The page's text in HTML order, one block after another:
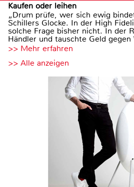
Kaufen oder leihen
„Drum prüfe, wer sich ewig
Schillers Glocke. In der High
solche Frage bisher nicht. In der
Händler und tauschte Geld gegen
>> Mehr erfahren
>> Alle anzeigen